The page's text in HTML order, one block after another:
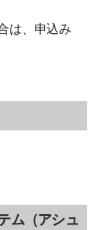
は、申込み
ム（アシュ